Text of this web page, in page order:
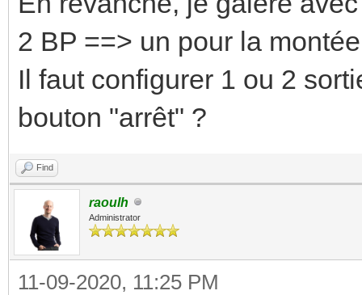
2 BP ==> un pour la
Il faut configurer 1 ou 2
bouton "arrêt" ?
Find
raoulh
Administrator
11-09-2020, 11:25 PM